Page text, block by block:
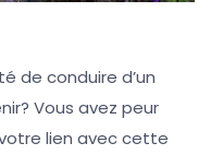
de conduire d’un
Vous avez peur
lien avec cette